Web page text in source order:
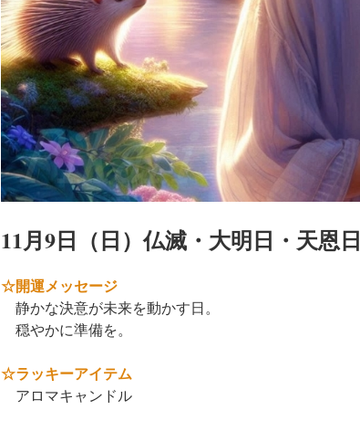
11月9日（日）仏滅・大明日・天恩日
☆開運メッセージ
静かな決意が未来を動かす日。
穏やかに準備を。
☆ラッキーアイテム
アロマキャンドル